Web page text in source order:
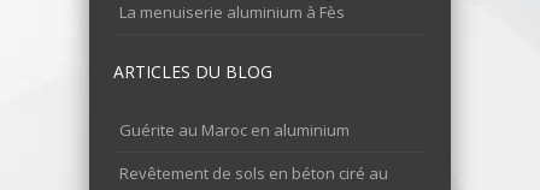
La menuiserie aluminium à Fès
ARTICLES DU BLOG
Guérite au Maroc en aluminium
Revêtement de sols en béton ciré au